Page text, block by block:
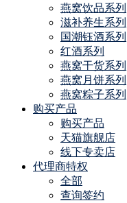
燕窝饮品系列
滋补养生系列
国潮钰酒系列
红酒系列
燕窝干货系列
燕窝月饼系列
燕窝粽子系列
购买产品
购买产品
天猫旗舰店
线下专卖店
代理商特权
全部
查询签约